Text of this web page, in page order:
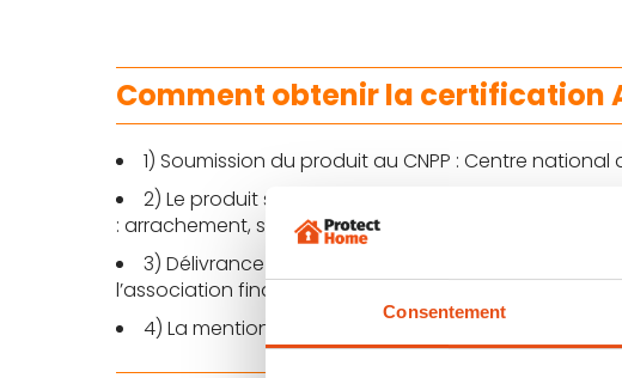
Consentement
Comment obtenir la certification
1) Soumission du produit au CNPP : Centre
2) Le produit subit de nombreux tests, par
: arrachement, sciage, champ magnétique, perçage…
3) Délivrance de la certification par un comité
l’association financière des banques.
4) La mention A2P est ensuite gravée sur tous les